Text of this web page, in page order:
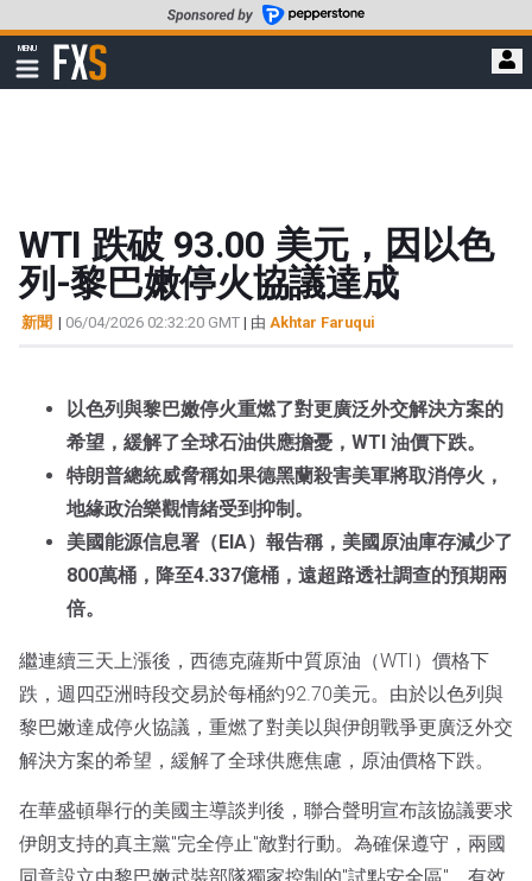
至
要
MENU
顯
示
FXStreet
WTI 跌破 93.00 美元，因以色
列-黎巴嫩停火協議達成
新聞 | 06/04/2026 02:32:20 GMT | 由 Akhtar Faruqui
以色列與黎巴嫩停火重燃了對更廣泛外交解決方案的
希望，緩解了全球石油供應擔憂，WTI 油價下跌。
特朗普總統威脅稱如果德黑蘭殺害美軍將取消停火，
地緣政治樂觀情緒受到抑制。
美國能源信息署（EIA）報告稱，美國原油庫存減少了
800萬桶，降至4.337億桶，遠超路透社調查的預期兩
倍。
繼連續三天上漲後，西德克薩斯中質原油（WTI）價格下
跌，週四亞洲時段交易於每桶約92.70美元。由於以色列與
黎巴嫩達成停火協議，重燃了對美以與伊朗戰爭更廣泛外交
解決方案的希望，緩解了全球供應焦慮，原油價格下跌。
在華盛頓舉行的美國主導談判後，聯合聲明宣布該協議要求
伊朗支持的真主黨"完全停止"敵對行動。為確保遵守，兩國